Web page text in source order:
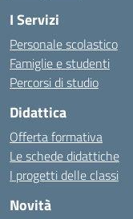
I Servizi
Personale scolastico
Famiglie e studenti
Percorsi di studio
Didattica
Offerta formativa
Le schede didattiche
I progetti delle classi
Novità